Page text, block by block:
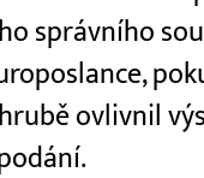
správního
ovlivnil